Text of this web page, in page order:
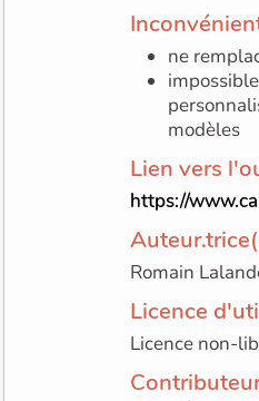
ne
modèles
Lien vers
https://
Romain
Licence
Licence non-